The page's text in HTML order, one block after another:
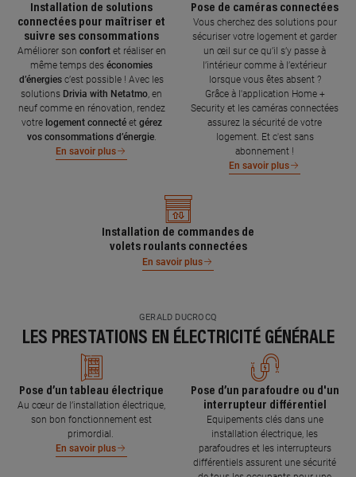
Installation de solutions
connectées pour maîtriser et
suivre ses consommations
Améliorer son confort et réaliser en
même temps des économies
d’énergies c’est possible ! Avec les
solutions Drivia with Netatmo , en
neuf comme en rénovation, rendez
votre logement connecté et gérez
vos consommations d’énergie.
En savoir plus
Pose de caméras connectées
Vous cherchez des solutions pour
sécuriser votre logement et garder
un œil sur ce qu’il s’y passe à
l’intérieur comme à l’extérieur
lorsque vous êtes absent ?
Grâce à l'application Home +
Security et les caméras connectées
assurez la sécurité de votre
logement. Et c'est sans
abonnement !
En savoir plus
Installation de commandes de
volets roulants connectées
En savoir plus
GERALD DUCROCQ
LES PRESTATIONS EN ÉLECTRICITÉ GÉNÉRALE
Pose d’un tableau électrique
Au cœur de l’installation électrique,
son bon fonctionnement est
primordial.
En savoir plus
Pose d’un parafoudre ou d'un
interrupteur différentiel
Equipements clés dans une
installation électrique, les
parafoudres et les interrupteurs
différentiels assurent une sécurité